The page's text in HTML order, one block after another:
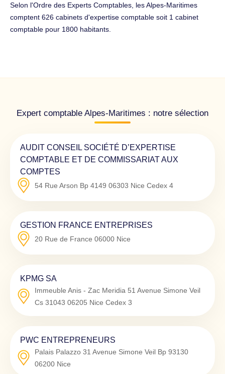
Selon l'Ordre des Experts Comptables, les Alpes-Maritimes
comptent 626 cabinets d'expertise comptable soit 1 cabinet
comptable pour 1800 habitants.
Expert comptable Alpes-Maritimes : notre sélection
AUDIT CONSEIL SOCIÉTÉ D’EXPERTISE
COMPTABLE ET DE COMMISSARIAT AUX
COMPTES
54 Rue Arson Bp 4149 06303 Nice Cedex 4
GESTION FRANCE ENTREPRISES
20 Rue de France 06000 Nice
KPMG SA
Immeuble Anis - Zac Meridia 51 Avenue Simone Veil
Cs 31043 06205 Nice Cedex 3
PWC ENTREPRENEURS
Palais Palazzo 31 Avenue Simone Veil Bp 93130
06200 Nice